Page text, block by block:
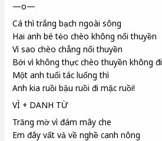
—o—
Cá thì trắng bạch ngoài sông
Hai anh bé tẻo chèo không nổi thuyền
Vì sao chèo chẳng nổi thuyền
Bởi vì không thực chèo thuyền không đi
Một anh tuổi tác luống thì
Anh kia ruồi bậu ruồi đi mặc ruồi!
VÌ + DANH TỪ
Trăng mờ vì đám mây che
Em đây vất vả về nghề canh nông